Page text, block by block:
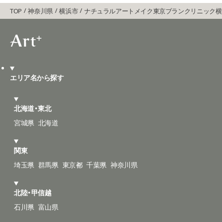
TOP 神奈川県 横浜市 ナチュラルアートメイク東京ブランクリニック
エリア名から探す
北海道・東北
宮城県 北海道
関東
埼玉県 群馬県 東京都 千葉県 神奈川県
北陸・甲信越
石川県 富山県